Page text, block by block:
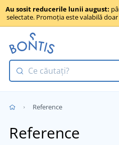
Au sosit reducerile lunii august:
selectate. Promoția este valabilă
Reference
Reference